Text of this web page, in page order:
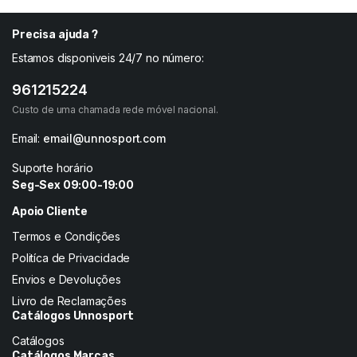
Precisa ajuda ?
Estamos disponiveis 24/7 no número:
961215224
Custo de uma chamada rede móvel nacional.
Email: email@unnosport.com
Suporte horário
Seg-Sex 09:00-19:00
Apoio Cliente
Termos e Condições
Politíca de Privacidade
Envios e Devoluções
Livro de Reclamações
Catálogos Unnosport
Catálogos